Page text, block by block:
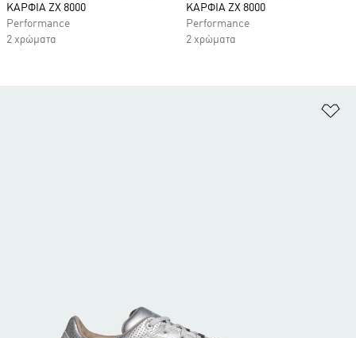
ΚΑΡΦΙΑ ZX 8000
Performance
2 χρώματα
ΚΑΡΦΙΑ ZX 8000
Performance
2 χρώματα